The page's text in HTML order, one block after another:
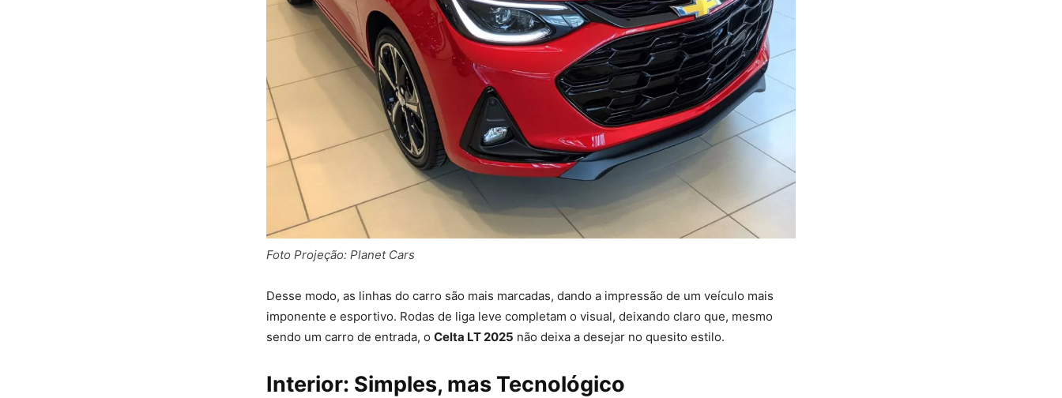
Foto Projeção: Planet Cars
Desse modo, as linhas do carro são mais marcadas, dando a impressão de um veículo mais
imponente e esportivo. Rodas de liga leve completam o visual, deixando claro que, mesmo
sendo um carro de entrada, o Celta LT 2025 não deixa a desejar no quesito estilo.
Interior: Simples, mas Tecnológico